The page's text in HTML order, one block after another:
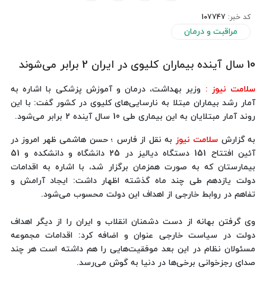
کد خبر: 107747
مراقبت و درمان
10 سال آینده بیماران کلیوی در ایران 2 برابر می‌شوند
سلامت نیوز : وزیر بهداشت، درمان و آموزش پزشکی با اشاره به
آمار رشد بیماران مبتلا به نارسایی‌های کلیوی در کشور گفت: با این
روند آمار مبتلایان به این بیماری طی 10 سال آینده 2 برابر می‌شود.
به گزارش سلامت نیوز به نقل از فارس ؛ حسن هاشمی ظهر امروز در
آئین افتتاح 151 دستگاه دیالیز در 25 دانشگاه و دانشکده و 51
بیمارستان که به صورت همزمان برگزار شد، با اشاره به اقدامات
دولت یازدهم طی چند ماه گذشته اظهار داشت: ایجاد آرامش و
تفاهم در روابط خارجی از اهداف این دولت محسوب می‌شود.
وی گرفتن بهانه از دست دشمنان انقلاب و ایران را از دیگر اهداف
دولت در سیاست خارجی عنوان و اضافه کرد: اقدامات مجموعه
مسئولان نظام در این بعد موفقیت‌هایی را هم داشته است هر چند
صدای رجزخوانی برخی‌ها در دنیا به گوش می‌رسد.